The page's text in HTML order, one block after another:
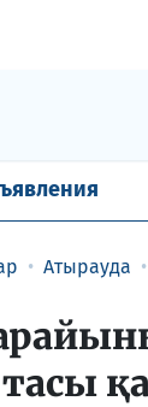
Атырауда